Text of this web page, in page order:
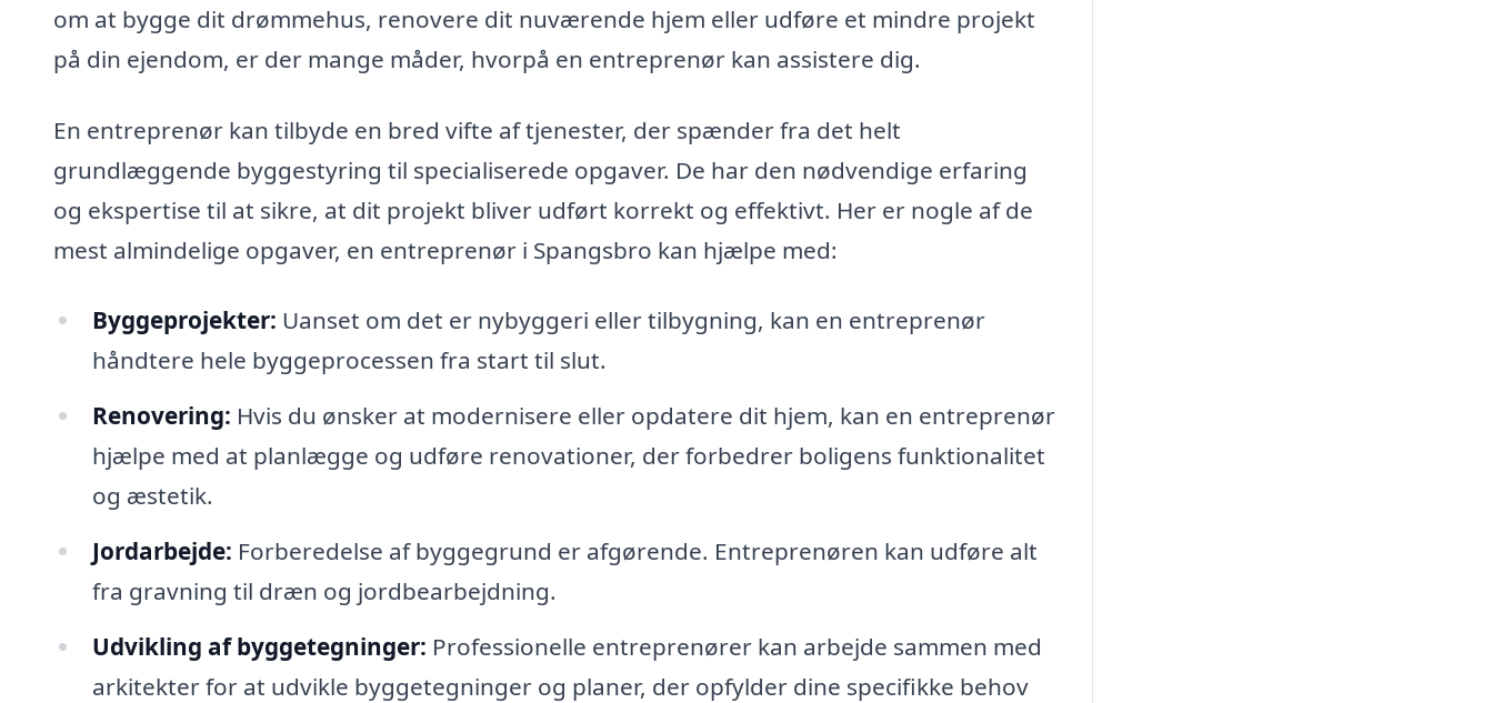
om at bygge dit drømmehus, renovere dit nuværende hjem eller udføre et mindre projekt
på din ejendom, er der mange måder, hvorpå en entreprenør kan assistere dig.
En entreprenør kan tilbyde en bred vifte af tjenester, der spænder fra det helt
grundlæggende byggestyring til specialiserede opgaver. De har den nødvendige erfaring
og ekspertise til at sikre, at dit projekt bliver udført korrekt og effektivt. Her er nogle af de
mest almindelige opgaver, en entreprenør i Spangsbro kan hjælpe med:
Byggeprojekter: Uanset om det er nybyggeri eller tilbygning, kan en entreprenør
håndtere hele byggeprocessen fra start til slut.
Renovering: Hvis du ønsker at modernisere eller opdatere dit hjem, kan en entreprenør
hjælpe med at planlægge og udføre renovationer, der forbedrer boligens funktionalitet
og æstetik.
Jordarbejde: Forberedelse af byggegrund er afgørende. Entreprenøren kan udføre alt
fra gravning til dræn og jordbearbejdning.
Udvikling af byggetegninger: Professionelle entreprenører kan arbejde sammen med
arkitekter for at udvikle byggetegninger og planer, der opfylder dine specifikke behov